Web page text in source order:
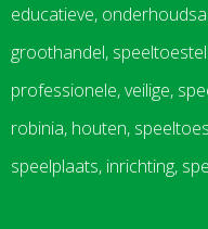
educatieve,
groothandel,
professionele, veilige,
robinia, houten,
speelplaats, inrichting,